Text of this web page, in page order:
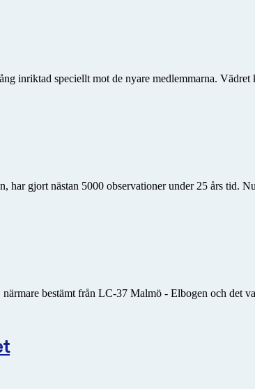
inriktad speciellt mot de nyare medlemmarna.
har gjort nästan 5000 observationer under 25 års tid.
bestämt från LC-37 Malmö - Elbogen och det